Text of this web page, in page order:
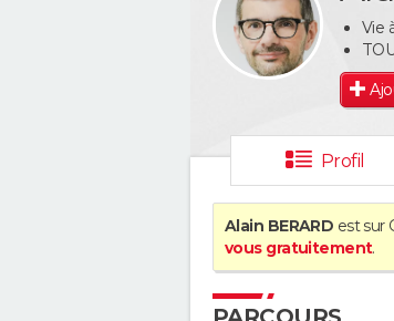
Vie
Profil
Alain BERARD est sur
vous gratuitement.